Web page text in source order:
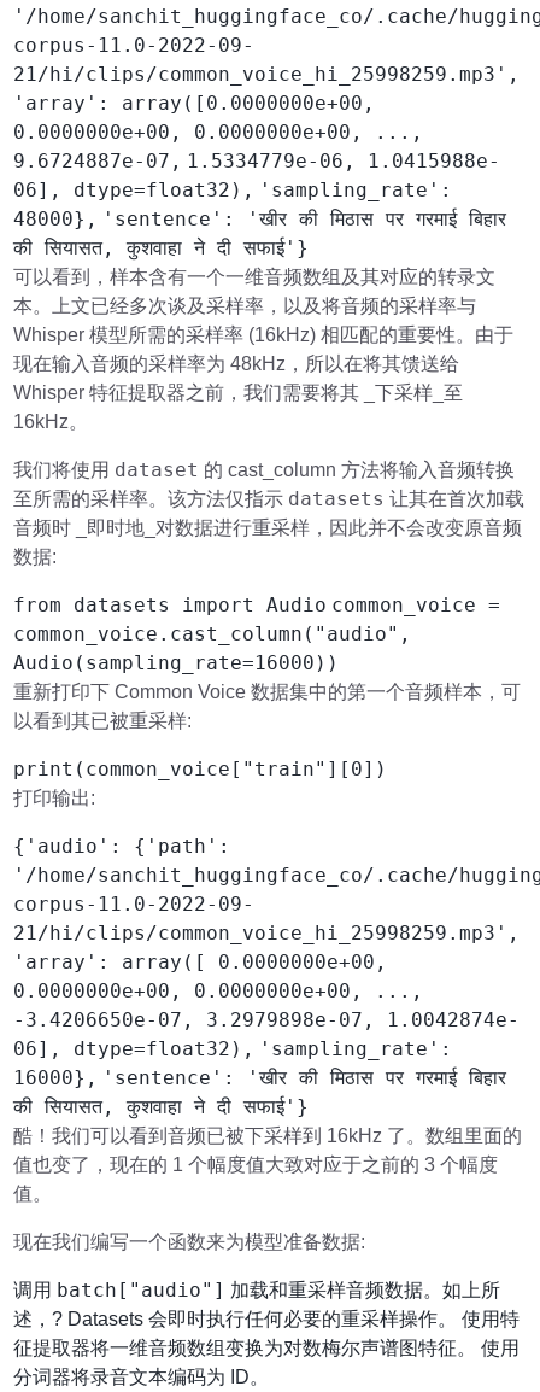
'/home/sanchit_huggingface_co/.cache/
corpus-11.0-2022-09-
21/hi/clips/common_voice_hi_25998259.mp3',
'array': array([0.0000000e+00,
0.0000000e+00, 0.0000000e+00, ...,
9.6724887e-07, 1.5334779e-06, 1.0415988e-
06], dtype=float32),
'sampling_rate':
48000},
'sentence': 'खीर की मिठास पर गरमाई बिहार
की सियासत, कुशवाहा ने दी सफाई'}
可以看到，样本含有一个一维音频数组及其对应的转录文
本。上文已经多次谈及采样率，以及将音频的采样率与
Whisper 模型所需的采样率 (16kHz) 相匹配的重要性。由于
现在输入音频的采样率为 48kHz，所以在将其馈送给
Whisper 特征提取器之前，我们需要将其 _下采样_至
16kHz。
我们将使用 dataset 的 cast_column 方法将输入音频转换
至所需的采样率。该方法仅指示 datasets 让其在首次加载
音频时 _即时地_对数据进行重采样，因此并不会改变原音频
数据:
from datasets import Audio common_voice =
common_voice.cast_column("audio",
Audio(sampling_rate=16000))
重新打印下 Common Voice 数据集中的第一个音频样本，可
以看到其已被重采样:
print(common_voice["train"][0])
打印输出:
{'audio': {'path':
'/home/sanchit_huggingface_co/.cache/
corpus-11.0-2022-09-
21/hi/clips/common_voice_hi_25998259.mp3',
'array': array([ 0.0000000e+00,
0.0000000e+00, 0.0000000e+00, ...,
-3.4206650e-07, 3.2979898e-07, 1.0042874e-
06], dtype=float32),
'sampling_rate':
16000},
'sentence': 'खीर की मिठास पर गरमाई बिहार
की सियासत, कुशवाहा ने दी सफाई'}
酷！我们可以看到音频已被下采样到 16kHz 了。数组里面的
值也变了，现在的 1 个幅度值大致对应于之前的 3 个幅度
值。
现在我们编写一个函数来为模型准备数据:
调用 batch["audio"] 加载和重采样音频数据。如上所
述，? Datasets 会即时执行任何必要的重采样操作。 使用特
征提取器将一维音频数组变换为对数梅尔声谱图特征。 使用
分词器将录音文本编码为 ID。